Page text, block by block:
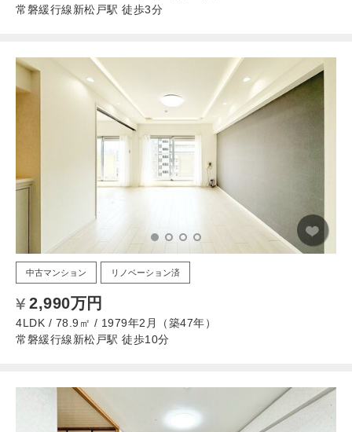
常磐緩行線新松戸駅 徒歩3分
中古マンション リノベーション済
2,990万円
4LDK / 78.9㎡ / 1979年2月（築47年）
常磐緩行線新松戸駅 徒歩10分